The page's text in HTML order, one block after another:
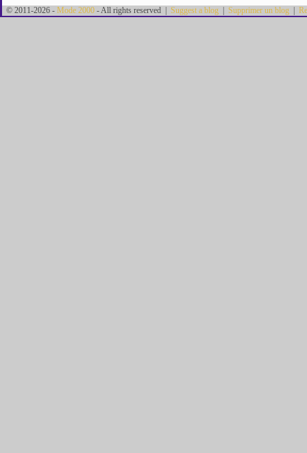
© 2011-2026 - Mode 2000 - All rights reserved | Suggest a blog Supprimer un blog